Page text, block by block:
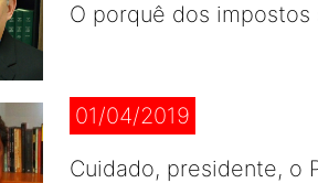
O porquê dos
01/04/2019
Cuidado, presidente, o